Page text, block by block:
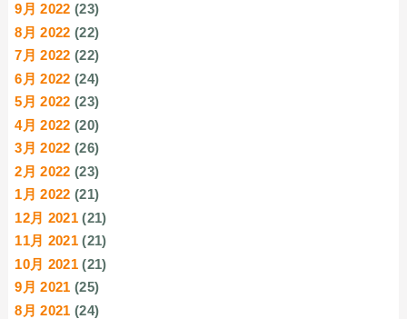
9月 2022 (23)
8月 2022 (22)
7月 2022 (22)
6月 2022 (24)
5月 2022 (23)
4月 2022 (20)
3月 2022 (26)
2月 2022 (23)
1月 2022 (21)
12月 2021 (21)
11月 2021 (21)
10月 2021 (21)
9月 2021 (25)
8月 2021 (24)